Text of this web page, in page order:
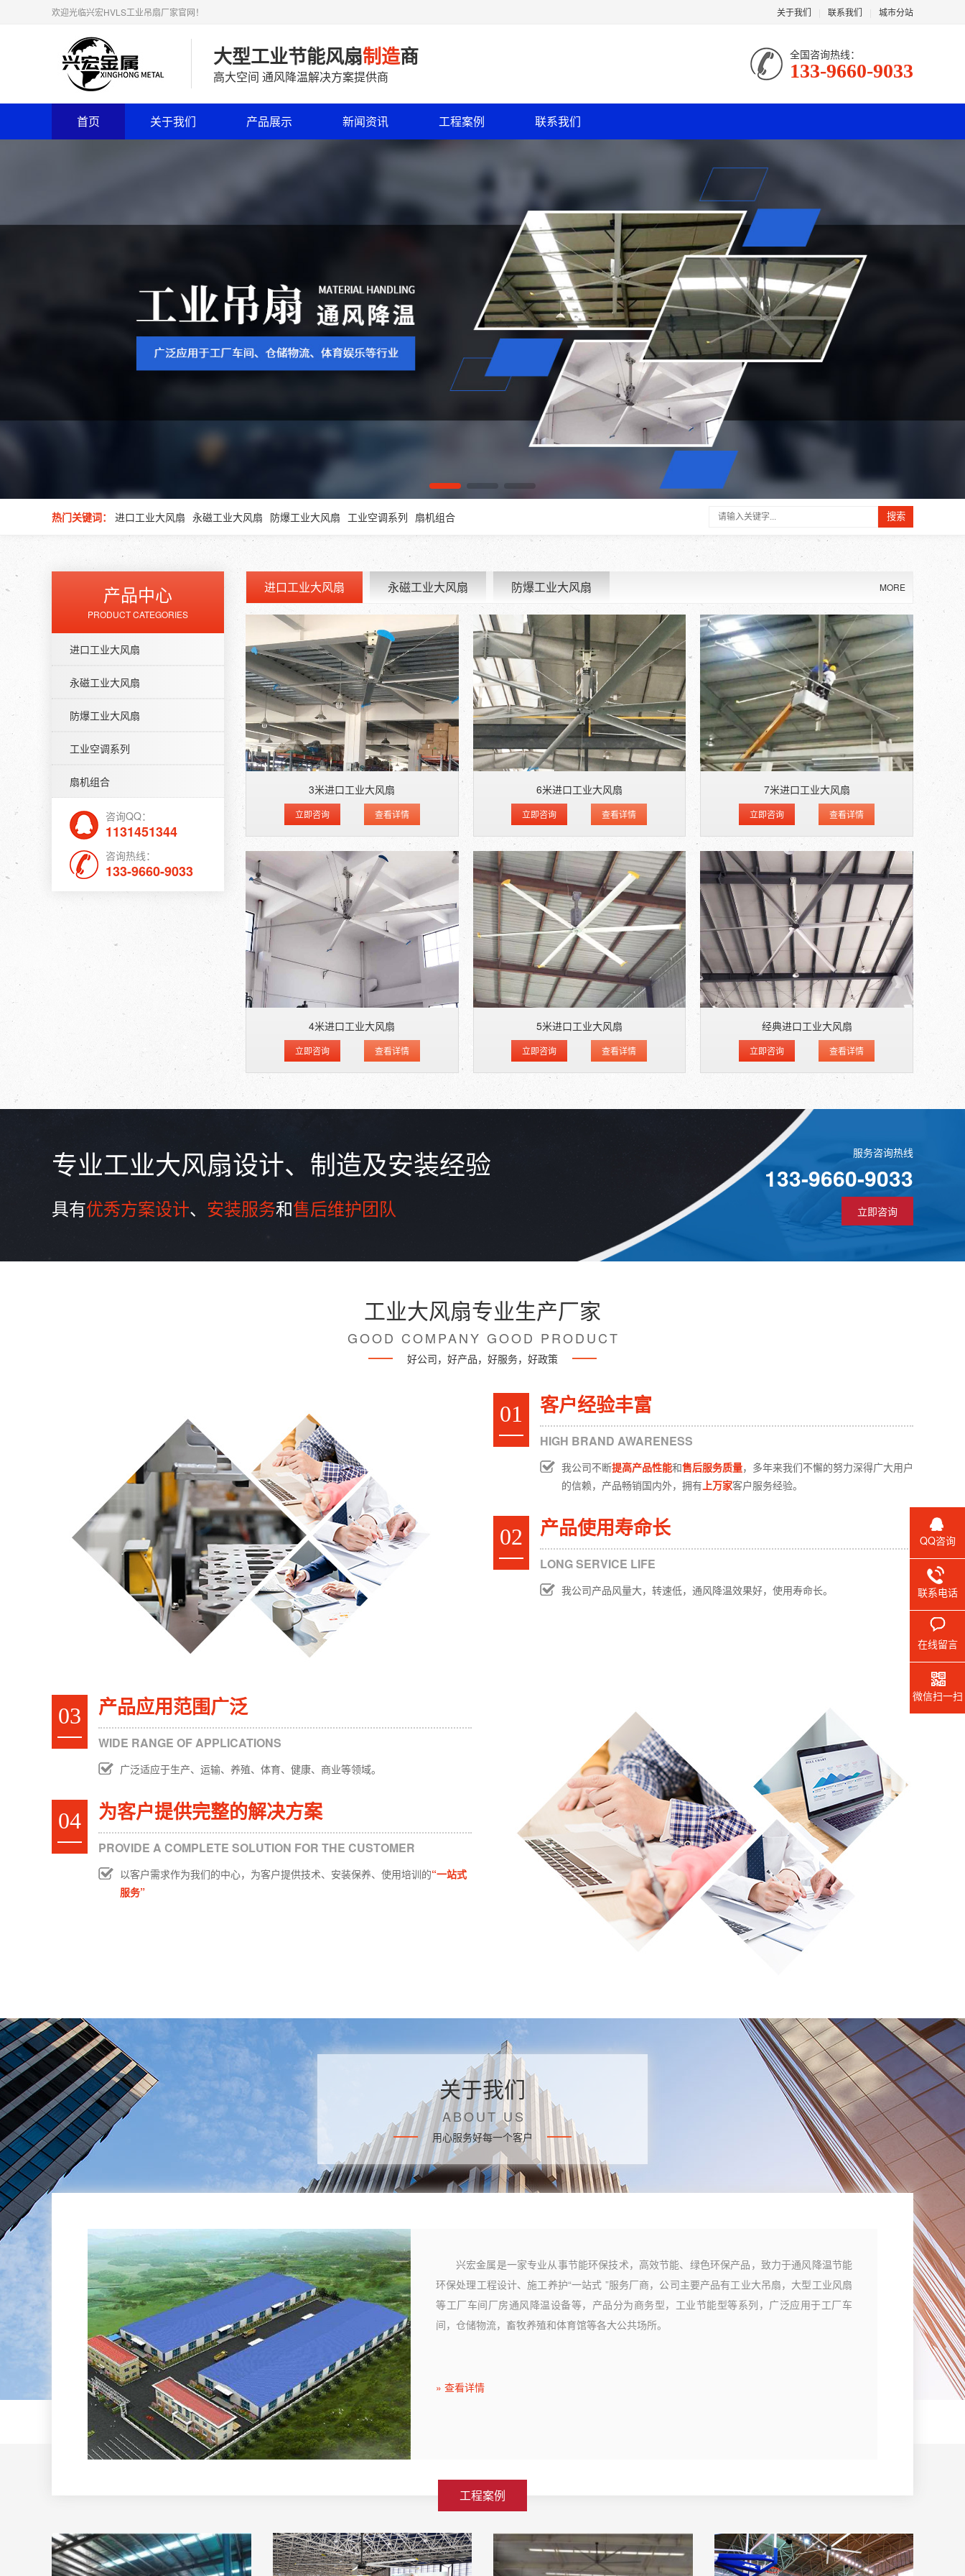
关于我们 联系我们 城市分站
欢迎光临兴宏HVLS工业吊扇厂家官网！
大型工业节能风扇制造商
高大空间 通风降温解决方案提供商
全国咨询热线：
133-9660-9033
首页 关于我们 产品展示 新闻资讯 工程案例 联系我们
热门关键词： 进口工业大风扇 永磁工业大风扇 防爆工业大风扇 工业空调系列 扇机组合 搜索
产品中心
PRODUCT CATEGORIES
进口工业大风扇
永磁工业大风扇
防爆工业大风扇
工业空调系列
扇机组合
咨询QQ：
1131451344
咨询热线：
133-9660-9033
MORE
进口工业大风扇 永磁工业大风扇 防爆工业大风扇
3米进口工业大风扇
立即咨询 查看详情
6米进口工业大风扇
立即咨询 查看详情
7米进口工业大风扇
立即咨询 查看详情
4米进口工业大风扇
立即咨询 查看详情
5米进口工业大风扇
立即咨询 查看详情
经典进口工业大风扇
立即咨询 查看详情
专业工业大风扇设计、制造及安装经验
具有优秀方案设计、 安装服务和售后维护团队
服务咨询热线
133-9660-9033
立即咨询
工业大风扇专业生产厂家
GOOD COMPANY GOOD PRODUCT
好公司，好产品，好服务，好政策
01 客户经验丰富
HIGH BRAND AWARENESS
我公司不断提高产品性能和售后服务质量，多年来我们不懈的努力深得广大用户
的信赖，产品畅销国内外，拥有上万家客户服务经验。
02 产品使用寿命长
LONG SERVICE LIFE
我公司产品风量大，转速低，通风降温效果好，使用寿命长。
03 产品应用范围广泛
WIDE RANGE OF APPLICATIONS
广泛适应于生产、运输、养殖、体育、健康、商业等领域。
04 为客户提供完整的解决方案
PROVIDE A COMPLETE SOLUTION FOR THE CUSTOMER
以客户需求作为我们的中心，为客户提供技术、安装保养、使用培训的“一站式
服务”
关于我们
ABOUT US
用心服务好每一个客户
兴宏金属是一家专业从事节能环保技术，高效节能、绿色环保产品，致力于通风降温节能
环保处理工程设计、施工养护“一站式 ”服务厂商，公司主要产品有工业大吊扇，大型工业风扇
等工厂车间厂房通风降温设备等，产品分为商务型，工业节能型等系列，广泛应用于工厂车
间，仓储物流，畜牧养殖和体育馆等各大公共场所。
» 查看详情
工程案例
QQ咨询
联系电话
在线留言
微信扫一扫